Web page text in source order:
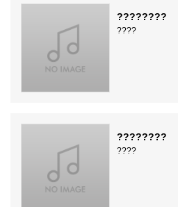
????????
????
????????
????